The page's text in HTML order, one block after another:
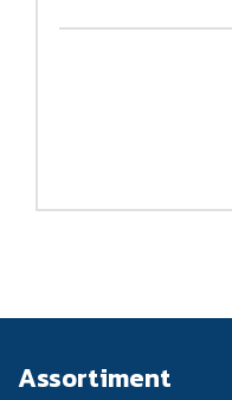
Assortiment